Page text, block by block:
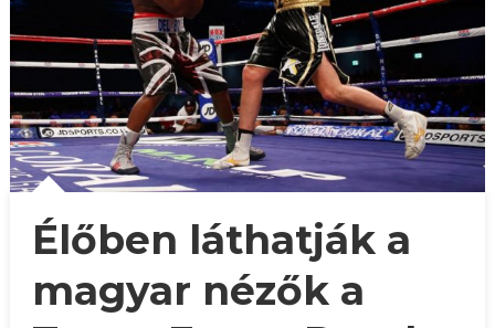
Élőben láthatják a
magyar nézők a